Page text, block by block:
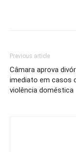
Previous article
Câmara aprova
imediato em casos
violência doméstica